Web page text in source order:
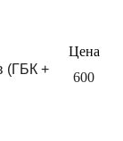
Цена
(ГБК +
600